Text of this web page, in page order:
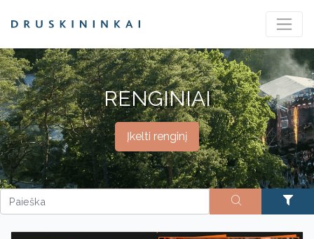
RENGINIAI
Įkelti renginį